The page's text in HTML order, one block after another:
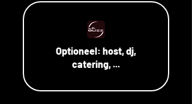
Optioneel: host, dj,
catering, ...